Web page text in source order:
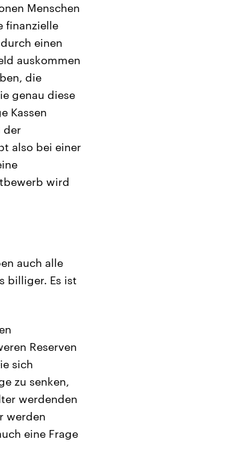
Menschen
finanzielle
einen
auskommen
die
genau diese
Kassen
der
also bei einer
wird
auch alle
billiger. Es ist
Reserven
sich
zu senken,
werdenden
werden
eine Frage